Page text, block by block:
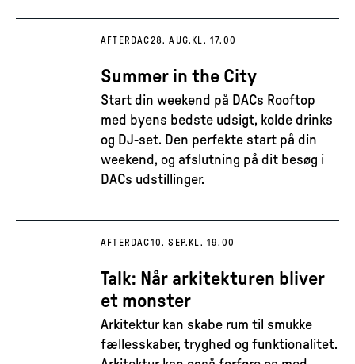
AFTERDAC28. AUG. KL. 17.00
Summer in the City
Start din weekend på DACs Rooftop
med byens bedste udsigt, kolde drinks
og DJ-set. Den perfekte start på din
weekend, og afslutning på dit besøg i
DACs udstillinger.
AFTERDAC10. SEP. KL. 19.00
Talk: Når arkitekturen bliver
et monster
Arkitektur kan skabe rum til smukke
fællesskaber, tryghed og funktionalitet.